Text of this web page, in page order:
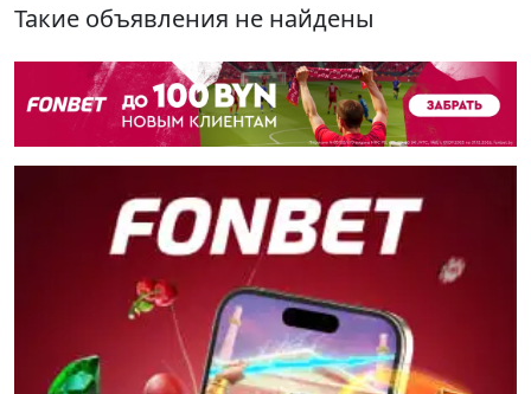
Такие объявления не найдены